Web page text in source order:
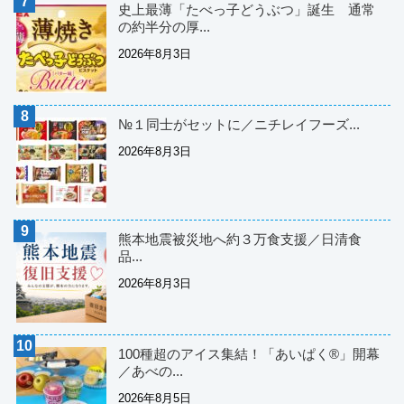
史上最薄「たべっ子どうぶつ」誕生 通常
の約半分の厚...
2026年8月3日
№１同士がセットに／ニチレイフーズ...
2026年8月3日
熊本地震被災地へ約３万食支援／日清食
品...
2026年8月3日
100種超のアイス集結！「あいぱく®」開幕
／あべの...
2026年8月5日